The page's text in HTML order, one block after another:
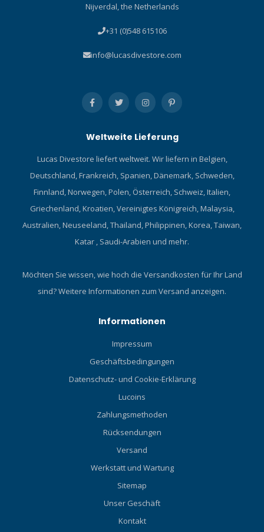
Nijverdal, the Netherlands
+31 (0)548 615106
info@lucasdivestore.com
Weltweite Lieferung
Lucas Divestore liefert weltweit. Wir liefern in Belgien,
Deutschland, Frankreich, Spanien, Dänemark, Schweden,
Finnland, Norwegen, Polen, Österreich, Schweiz, Italien,
Griechenland, Kroatien, Vereinigtes Königreich, Malaysia,
Australien, Neuseeland, Thailand, Philippinen, Korea, Taiwan,
Katar , Saudi-Arabien und mehr.
Möchten Sie wissen, wie hoch die Versandkosten für Ihr Land
sind?Weitere Informationen zum Versand anzeigen.
Informationen
Impressum
Geschäftsbedingungen
Datenschutz- und Cookie-Erklärung
Lucoins
Zahlungsmethoden
Rücksendungen
Versand
Werkstatt und Wartung
Sitemap
Unser Geschäft
Kontakt